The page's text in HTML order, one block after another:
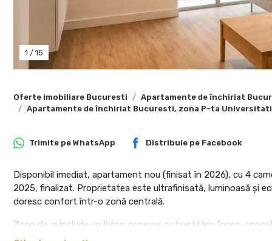
1 / 15
Oferte imobiliare Bucuresti
Apartamente de închiriat
Apartamente de închiriat Bucuresti, zona P-ta
Trimite pe WhatsApp Distribuie pe Facebook
Disponibil imediat, apartament nou (finisat în 2026), cu 4
2025, finalizat. Proprietatea este ultrafinisată, luminoasă și
doresc confort într-o zonă centrală.
Zona de zi include un living generos cu bucătărie (open-
dormitoare, 2 băi (cadă + cabină de duș) și spații utile de